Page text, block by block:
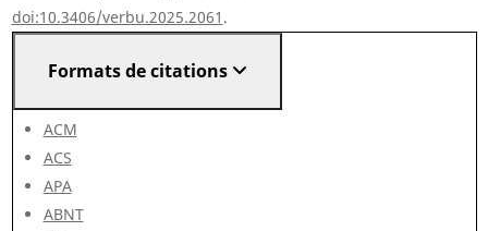
doi:10.3406/verbu.2025.2061 .
Formats de citations
ACM
ACS
APA
ABNT